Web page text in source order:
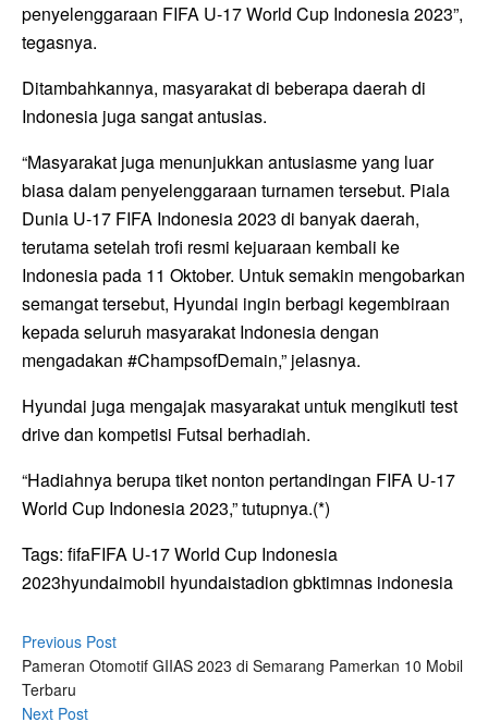
penyelenggaraan FIFA U-17 World Cup Indonesia 2023”,
tegasnya.
Ditambahkannya, masyarakat di beberapa daerah di
Indonesia juga sangat antusias.
“Masyarakat juga menunjukkan antusiasme yang luar
biasa dalam penyelenggaraan turnamen tersebut. Piala
Dunia U-17 FIFA Indonesia 2023 di banyak daerah,
terutama setelah trofi resmi kejuaraan kembali ke
Indonesia pada 11 Oktober. Untuk semakin mengobarkan
semangat tersebut, Hyundai ingin berbagi kegembiraan
kepada seluruh masyarakat Indonesia dengan
mengadakan #ChampsofDemain,” jelasnya.
Hyundai juga mengajak masyarakat untuk mengikuti test
drive dan kompetisi Futsal berhadiah.
“Hadiahnya berupa tiket nonton pertandingan FIFA U-17
World Cup Indonesia 2023,” tutupnya.(*)
Tags: fifaFIFA U-17 World Cup Indonesia
2023hyundaimobil hyundaistadion gbktimnas indonesia
Previous Post
Pameran Otomotif GIIAS 2023 di Semarang Pamerkan 10 Mobil
Terbaru
Next Post